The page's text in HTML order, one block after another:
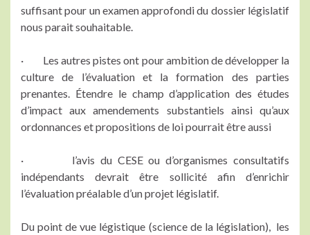
suffisant pour un examen approfondi du dossier législatif
nous parait souhaitable.
· Les autres pistes ont pour ambition de développer la
culture de l’évaluation et la formation des parties
prenantes. Étendre le champ d’application des études
d’impact aux amendements substantiels ainsi qu’aux
ordonnances et propositions de loi pourrait être aussi
· l’avis du CESE ou d’organismes consultatifs
indépendants devrait être sollicité afin d’enrichir
l’évaluation préalable d’un projet législatif.
Du point de vue légistique (science de la législation), les